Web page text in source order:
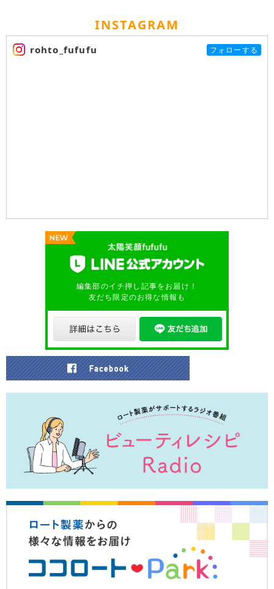
INSTAGRAM
rohto_fufufu フォローする
編集部のイチ押し記事をお届け！
友だち限定のお得な情報も